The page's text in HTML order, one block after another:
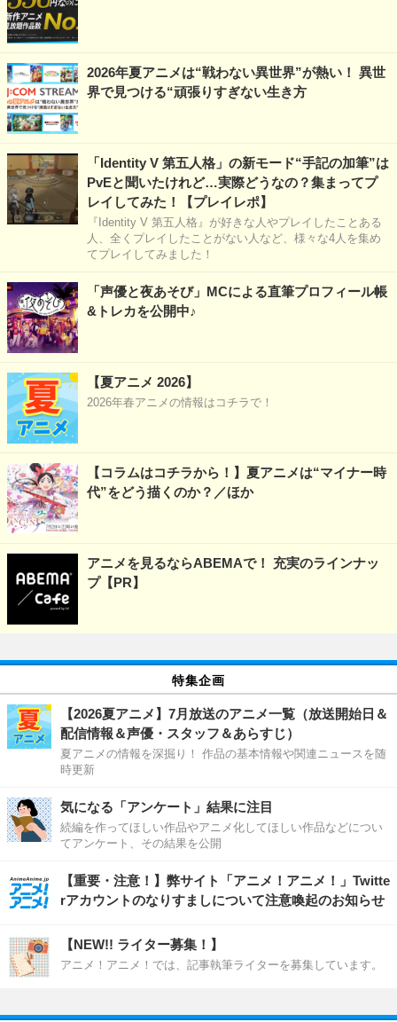
2026年夏アニメは“戦わない異世界”が熱い！ 異世
界で見つける“頑張りすぎない生き方
「Identity V 第五人格」の新モード“手記の加筆”は
PvEと聞いたけれど…実際どうなの？集まってプ
レイしてみた！【プレイレポ】
『Identity V 第五人格』が好きな人やプレイしたことある
人、全くプレイしたことがない人など、様々な4人を集め
てプレイしてみました！
「声優と夜あそび」MCによる直筆プロフィール帳
&トレカを公開中♪
【夏アニメ 2026】
2026年春アニメの情報はコチラで！
【コラムはコチラから！】夏アニメは“マイナー時
代”をどう描くのか？／ほか
アニメを見るならABEMAで！ 充実のラインナッ
プ【PR】
特集企画
【2026夏アニメ】7月放送のアニメ一覧（放送開始日＆
配信情報＆声優・スタッフ＆あらすじ）
夏アニメの情報を深掘り！ 作品の基本情報や関連ニュースを随
時更新
気になる「アンケート」結果に注目
続編を作ってほしい作品やアニメ化してほしい作品などについ
てアンケート、その結果を公開
【重要・注意！】弊サイト「アニメ！アニメ！」Twitte
rアカウントのなりすましについて注意喚起のお知らせ
【NEW!! ライター募集！】
アニメ！アニメ！では、記事執筆ライターを募集しています。